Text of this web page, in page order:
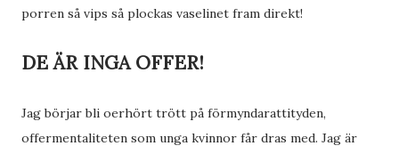
porren så vips så plockas vaselinet fram direkt!
DE ÄR INGA OFFER!
Jag börjar bli oerhört trött på förmyndarattityden,
offermentaliteten som unga kvinnor får dras med. Jag är